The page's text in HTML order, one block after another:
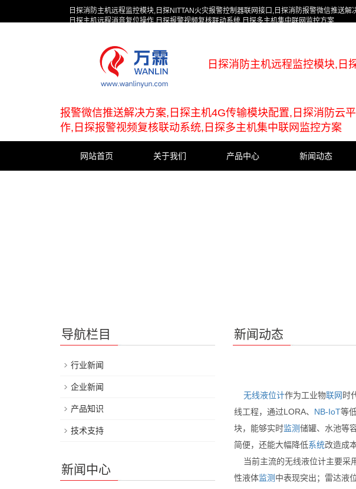
日探消防主机远程监控模块,日探NITTAN火灾报警控制器联网接口,日探消防报警微信推送
日探主机远程消音复位操作,日探报警视频复核联动系统,日探多主机集中联网监控方案
日探消防主机远程监控模块,日
报警微信推送解决方案,日探主机4G传输模块配置,日探消防云
作,日探报警视频复核联动系统,日探多主机集中联网监控方案
网站首页 关于我们 产品中心 新闻动态
新闻动态
无线液位计作为工业物联网 时
线工程，通过LORA、 NB-IoT等
块，能够实时监测储罐、水池等
简便，还能大幅降低系统改造成
当前主流的无线液位计主要采
性液体监测 中表现突出；雷达液
导航栏目
行业新闻
企业新闻
产品知识
技术支持
新闻中心